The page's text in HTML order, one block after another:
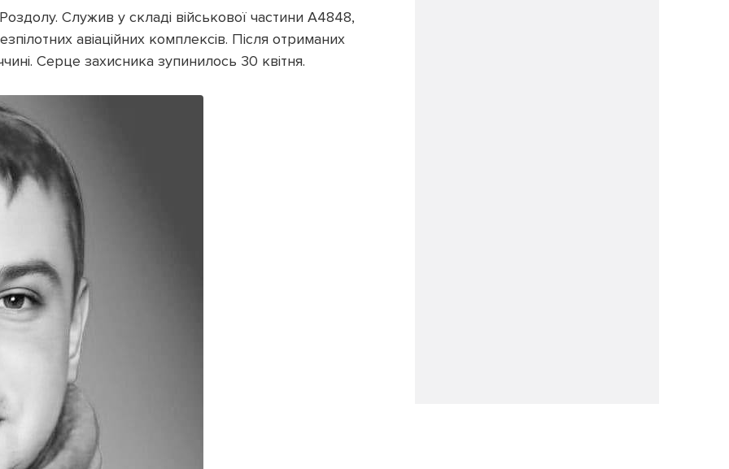
Служив у складі військової частини А4848,
авіаційних комплексів. Після отриманих
Серце захисника зупинилось 30 квітня.